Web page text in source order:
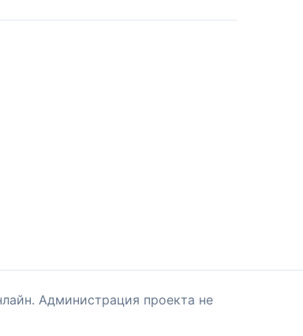
Администрация проекта не